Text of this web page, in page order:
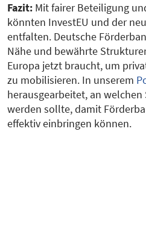
Fazit: Mit fairer Beteiligung
könnten InvestEU und der
entfalten. Deutsche
Nähe und bewährte
Europa jetzt braucht, um
zu mobilisieren. In unserem
herausgearbeitet, an
werden sollte, damit
effektiv einbringen können.